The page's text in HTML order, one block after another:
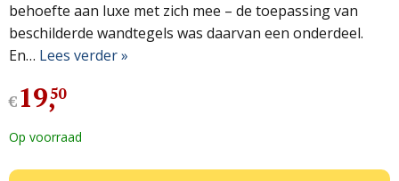
behoefte aan luxe met zich mee – de toepassing van
beschilderde wandtegels was daarvan een onderdeel.
En… Lees verder »
€19,
50
Op voorraad